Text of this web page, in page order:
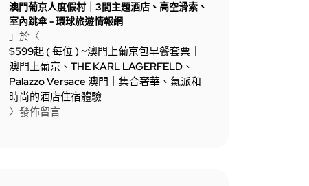
澳門葡京人度假村｜3間主題酒店、高空滑索、
室內跳傘 - 環球旅遊情報網
」於〈
$599起 ( 每位 ) ~澳門上葡京包早餐套票｜
澳門上葡京、THE KARL LAGERFELD、
Palazzo Versace 澳門｜集合奢華、氣派和
時尚的酒店住宿體驗
〉發佈留言